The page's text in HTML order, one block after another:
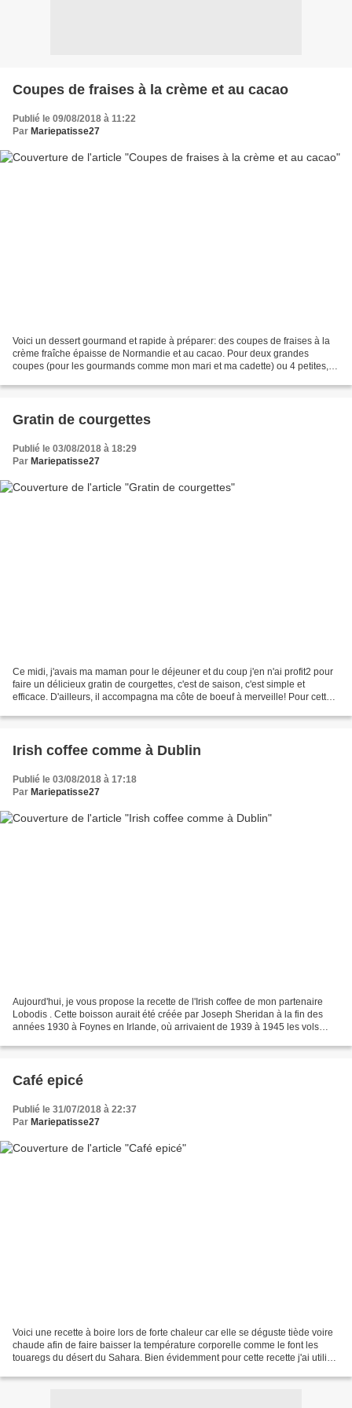
Coupes de fraises à la crème et au cacao
Publié le 09/08/2018 à 11:22
Par Mariepatisse27
Voici un dessert gourmand et rapide à préparer: des coupes de fraises à la
crème fraîche épaisse de Normandie et au cacao. Pour deux grandes
coupes (pour les gourmands comme mon mari et ma cadette) ou 4 petites, il
Gratin de courgettes
Publié le 03/08/2018 à 18:29
Par Mariepatisse27
Ce midi, j'avais ma maman pour le déjeuner et du coup j'en n'ai profit2 pour
faire un délicieux gratin de courgettes, c'est de saison, c'est simple et
efficace. D'ailleurs, il accompagna ma côte de boeuf à merveille! Pour cette
Irish coffee comme à Dublin
Publié le 03/08/2018 à 17:18
Par Mariepatisse27
Aujourd'hui, je vous propose la recette de l'Irish coffee de mon partenaire
Lobodis . Cette boisson aurait été créée par Joseph Sheridan à la fin des
années 1930 à Foynes en Irlande, où arrivaient de 1939 à 1945 les vols
Café epicé
Publié le 31/07/2018 à 22:37
Par Mariepatisse27
Voici une recette à boire lors de forte chaleur car elle se déguste tiède voire
chaude afin de faire baisser la température corporelle comme le font les
touaregs du désert du Sahara. Bien évidemment pour cette recette j'ai utilisé